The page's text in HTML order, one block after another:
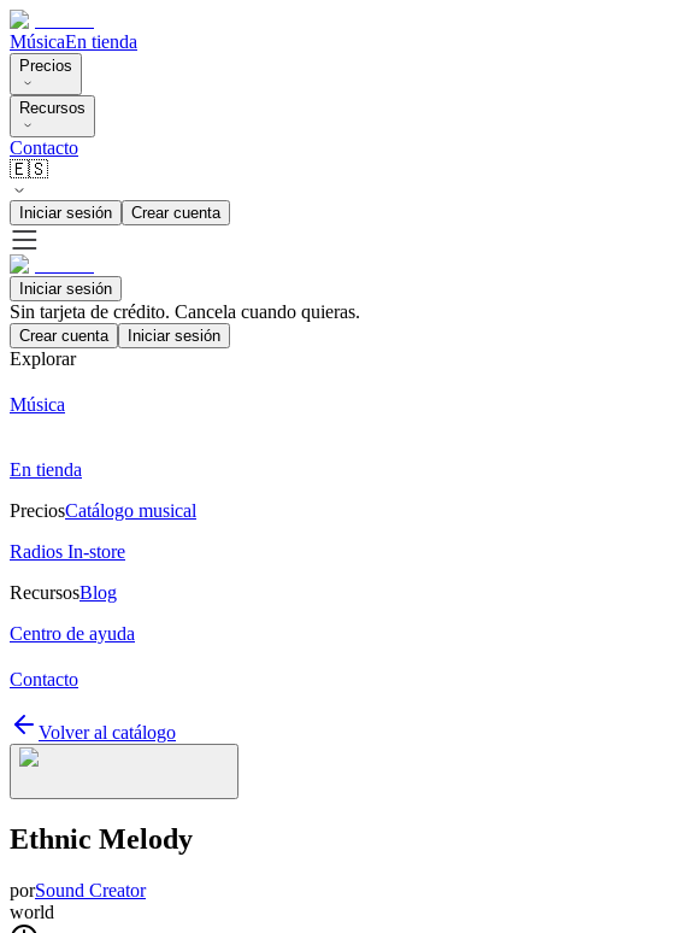
MúsicaEn tienda
Precios
Recursos
Contacto
🇪🇸
Iniciar sesión Crear cuenta
Iniciar sesión
Sin tarjeta de crédito. Cancela cuando quieras.
Crear cuenta Iniciar sesión
Explorar
Música
En tienda
PreciosCatálogo musical
Radios In-store
RecursosBlog
Centro de ayuda
Contacto
Volver al catálogo
Ethnic Melody
porSound Creator
world